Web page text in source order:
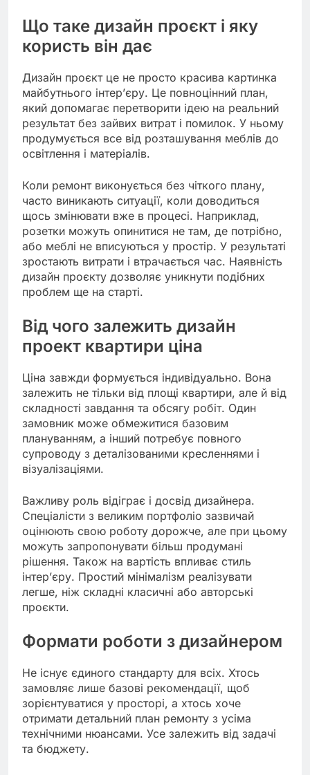
Що таке дизайн проєкт і яку
користь він дає
Дизайн проєкт це не просто красива картинка
майбутнього інтер’єру. Це повноцінний план,
який допомагає перетворити ідею на реальний
результат без зайвих витрат і помилок. У ньому
продумується все від розташування меблів до
освітлення і матеріалів.
Коли ремонт виконується без чіткого плану,
часто виникають ситуації, коли доводиться
щось змінювати вже в процесі. Наприклад,
розетки можуть опинитися не там, де потрібно,
або меблі не вписуються у простір. У результаті
зростають витрати і втрачається час. Наявність
дизайн проєкту дозволяє уникнути подібних
проблем ще на старті.
Від чого залежить дизайн
проект квартири ціна
Ціна завжди формується індивідуально. Вона
залежить не тільки від площі квартири, але й від
складності завдання та обсягу робіт. Один
замовник може обмежитися базовим
плануванням, а інший потребує повного
супроводу з деталізованими кресленнями і
візуалізаціями.
Важливу роль відіграє і досвід дизайнера.
Спеціалісти з великим портфоліо зазвичай
оцінюють свою роботу дорожче, але при цьому
можуть запропонувати більш продумані
рішення. Також на вартість впливає стиль
інтер’єру. Простий мінімалізм реалізувати
легше, ніж складні класичні або авторські
проєкти.
Формати роботи з дизайнером
Не існує єдиного стандарту для всіх. Хтось
замовляє лише базові рекомендації, щоб
зорієнтуватися у просторі, а хтось хоче
отримати детальний план ремонту з усіма
технічними нюансами. Усе залежить від задачі
та бюджету.